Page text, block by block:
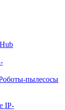
пылесосы
IP-